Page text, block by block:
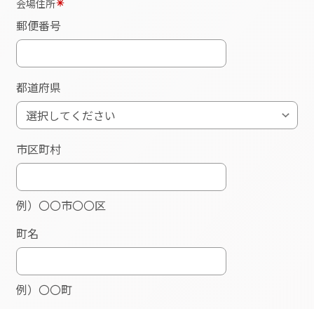
用意する。
・屋内施設で天井高2.5m以上あること
・1人あたり前後1.8m左右1.0m以上の間隔があ
ること
・エアリアルヨガ用ハンモックの取り付けが可能
であること
証できること
・人数分のヨガマットやハンモックが用意されて
いること（ハンモックについては販売や有料貸出
もあります）
能であること）
境、録音録画がされていない設備であること